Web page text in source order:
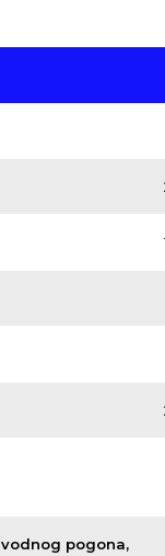
pogona,